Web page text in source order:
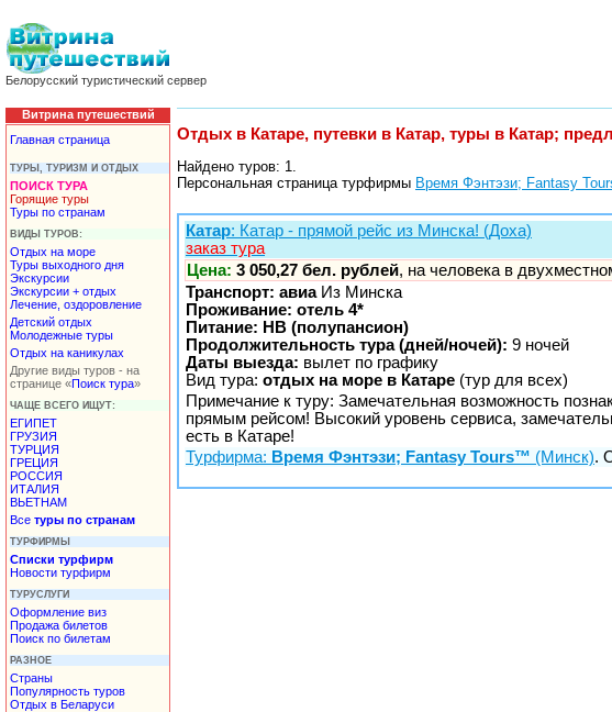
Белорусский туристический сервер
Витрина путешествий
Главная страница
ТУРЫ, ТУРИЗМ И ОТДЫХ
ПОИСК ТУРА
Горящие туры
Туры по странам
ВИДЫ ТУРОВ:
Отдых на море
Туры выходного дня
Экскурсии
Экскурсии + отдых
Лечение, оздоровление
Детский отдых
Молодежные туры
Отдых на каникулах
Другие виды туров - на
странице «Поиск тура»
ЧАЩЕ ВСЕГО ИЩУТ:
ЕГИПЕТ
ГРУЗИЯ
ТУРЦИЯ
ГРЕЦИЯ
РОССИЯ
ИТАЛИЯ
ВЬЕТНАМ
Все туры по странам
ТУРФИРМЫ
Списки турфирм
Новости турфирм
ТУРУСЛУГИ
Оформление виз
Продажа билетов
Поиск по билетам
РАЗНОЕ
Страны
Популярность туров
Отдых в Беларуси
Отдых в Катаре, путевки в Катар, туры в Катар;
Найдено туров: 1.
Персональная страница турфирмы Время Фэнтэзи; Fantasy
Катар: Катар - прямой рейс из Минска! (Доха)
заказ тура
Цена: 3 050,27 бел. рублей, на человека в
Транспорт: авиаИз Минска
Проживание: отель 4*
Питание: HB (полупансион)
Продолжительность тура (дней/ночей): 9 ночей
Даты выезда: вылет по графику
Вид тура: отдых на море в Катаре (тур для всех)
Примечание к туру: Замечательная возможность
прямым рейсом! Высокий уровень сервиса,
есть в Катаре!
Турфирма: Время Фэнтэзи; Fantasy Tours™ (Минск).